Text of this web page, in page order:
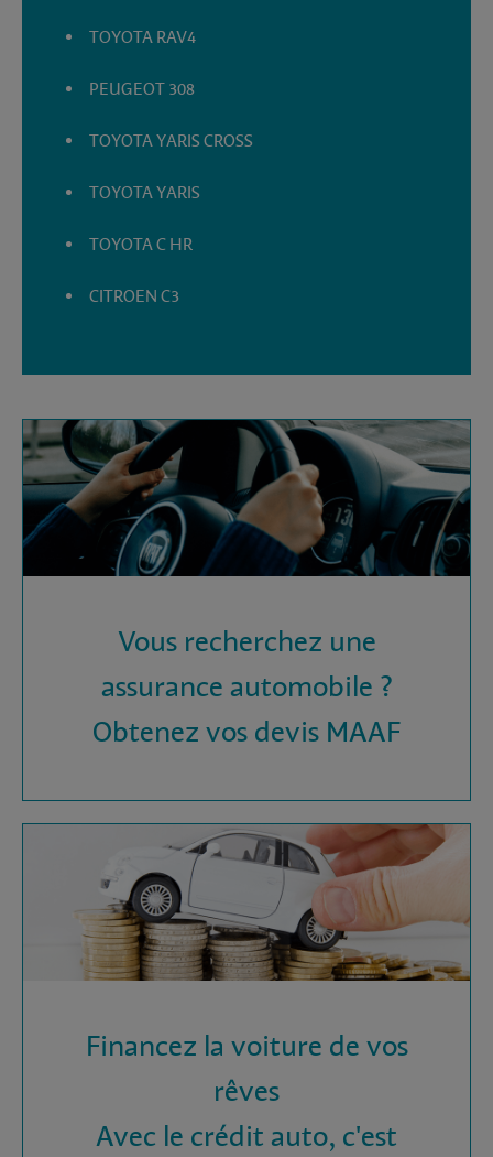
TOYOTA RAV4
PEUGEOT 308
TOYOTA YARIS CROSS
TOYOTA YARIS
TOYOTA C HR
CITROEN C3
Vous recherchez une
assurance automobile ?
Obtenez vos devis MAAF
Financez la voiture de vos
rêves
Avec le crédit auto, c'est